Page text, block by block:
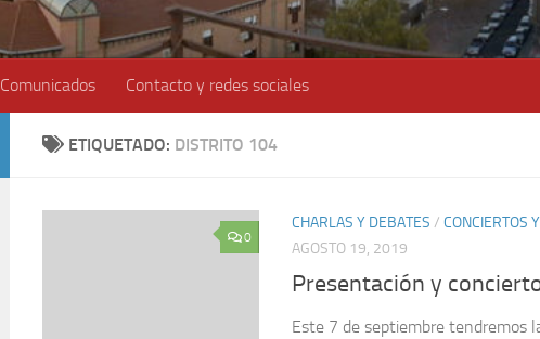
Comunicados Contacto y redes sociales
ETIQUETADO: DISTRITO 104
0
CHARLAS Y DEBATES / CONCIERTOS
AGOSTO 19, 2019
Presentación y
Este 7 de septiembre tendremos